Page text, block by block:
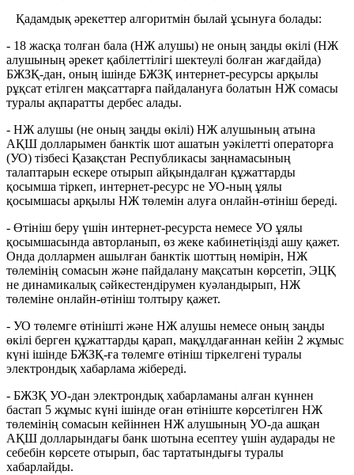
Қадамдық әрекеттер алгоритмін былай ұсынуға болады:
- 18 жасқа толған бала (НЖ алушы) не оның заңды өкілі (НЖ
алушының әрекет қабілеттілігі шектеулі болған жағдайда)
БЖЗҚ-дан, оның ішінде БЖЗҚ интернет-ресурсы арқылы
рұқсат етілген мақсаттарға пайдалануға болатын НЖ сомасы
туралы ақпаратты дербес алады.
- НЖ алушы (не оның заңды өкілі) НЖ алушының атына
АҚШ долларымен банктік шот ашатын уәкілетті операторға
(УО) тізбесі Қазақстан Республикасы заңнамасының
талаптарын ескере отырып айқындалған құжаттарды
қосымша тіркеп, интернет-ресурс не УО-ның ұялы
қосымшасы арқылы НЖ төлемін алуға онлайн-өтініш береді.
- Өтініш беру үшін интернет-ресурста немесе УО ұялы
қосымшасында авторланып, өз жеке кабинетіңізді ашу қажет.
Онда доллармен ашылған банктік шоттың нөмірін, НЖ
төлемінің сомасын және пайдалану мақсатын көрсетіп, ЭЦҚ
не динамикалық сәйкестендірумен куәландырып, НЖ
төлеміне онлайн-өтініш толтыру қажет.
- УО төлемге өтінішті және НЖ алушы немесе оның заңды
өкілі берген құжаттарды қарап, мақұлдағаннан кейін 2 жұмыс
күні ішінде БЖЗҚ-ға төлемге өтініш тіркелгені туралы
электрондық хабарлама жібереді.
- БЖЗҚ УО-дан электрондық хабарламаны алған күннен
бастап 5 жұмыс күні ішінде оған өтініште көрсетілген НЖ
төлемінің сомасын кейіннен НЖ алушының УО-да ашқан
АҚШ долларындағы банк шотына есептеу үшін аударады не
себебін көрсете отырып, бас тартатындығы туралы
хабарлайды.